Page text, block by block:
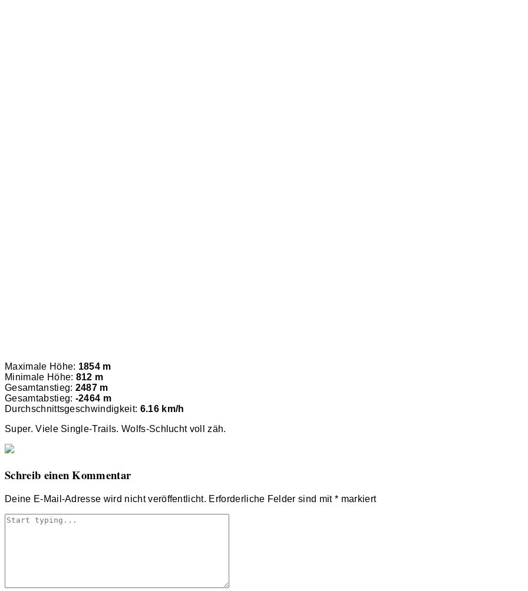
Maximale Höhe: 1854 m
Minimale Höhe: 812 m
Gesamtanstieg: 2487 m
Gesamtabstieg: -2464 m
Durchschnittsgeschwindigkeit: 6.16 km/h
Super. Viele Single-Trails. Wolfs-Schlucht voll zäh.
Schreib einen Kommentar
Deine E-Mail-Adresse wird nicht veröffentlicht. Erforderliche Felder sind mit * markiert